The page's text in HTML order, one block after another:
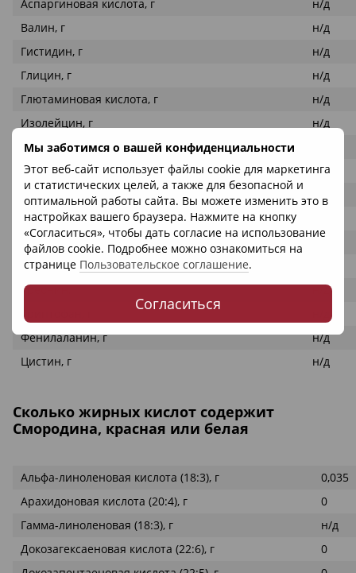
Мы заботимся о вашей конфиденциальности
Этот веб-сайт использует файлы cookie для маркетинга
и статистических целей, а также для безопасной и
оптимальной работы сайта. Вы можете изменить это в
настройках вашего браузера. Нажмите на кнопку
«Согласиться», чтобы дать согласие на использование
файлов cookie. Подробнее можно ознакомиться на
странице Пользовательское соглашение.
Согласиться
Аспаргиновая кислота, г
н/д
Валин, г
н/д
Гистидин, г
н/д
Глицин, г
н/д
Глютаминовая кислота, г
н/д
Изолейцин, г
н/д
Лейцин, г
Лизин, г
н/д
Метионин, г
Пролин, г
Серин, г
н/д
Тирозин, г
Треонин, г
н/д
Триптофан, г
Фенилаланин, г
н/д
Цистин, г
н/д
Сколько жирных кислот содержит
Смородина, красная или белая
Альфа-линоленовая кислота (18:3), г
0,035
Арахидоновая кислота (20:4), г
0
Гамма-линоленовая (18:3), г
н/д
Докозагексаеновая кислота (22:6), г
0